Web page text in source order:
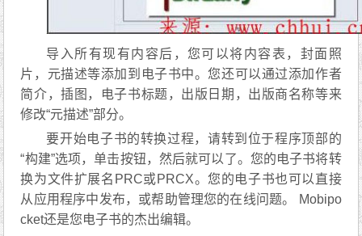
导入所有现有内容后，您可以将内容表，封面照
片，元描述等添加到电子书中。您还可以通过添加作者
简介，插图，电子书标题，出版日期，出版商名称等来
修改“元描述”部分。
要开始电子书的转换过程，请转到位于程序顶部的
“构建”选项，单击按钮，然后就可以了。您的电子书将转
换为文件扩展名PRC或PRCX。您的电子书也可以直接
从应用程序中发布，或帮助管理您的在线问题。 Mobipo
cket还是您电子书的杰出编辑。